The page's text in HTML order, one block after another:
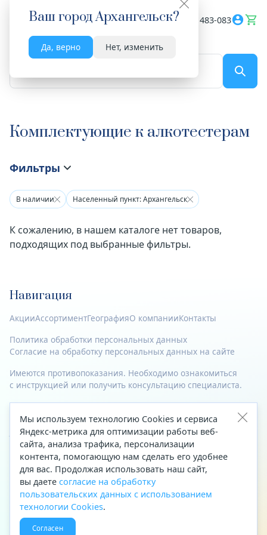
Ваш городАрхангельск?
Да, верно Нет, изменить
Весь сайт 8182 483-083
Комплектующие к алкотестерам
Фильтры
В наличии Населенный пункт: Архангельск
К сожалению, в нашем каталоге нет товаров,
подходящих под выбранные фильтры.
Навигация
АкцииАссортиментГеографияО компанииКонтакты
Политика обработки персональных данных
Согласие на обработку персональных данных на сайте
Имеются противопоказания. Необходимо ознакомиться
с инструкцией или получить консультацию специалиста.
© 2023—2026 Все права защищены.
Адрес
Архангельск, ул. Папанина, д. 19 (вход в здание со стороны
автоцентра «Тойота»)
Приемная Генерального директора
Телефон
+7 (8182) 63-60-31
Факс
+7 (8182) 68-66-71
Эл. почта
office@aptekaf.ru
Мы используем технологию Cookies и сервиса
Яндекс-метрика для оптимизации работы веб-
сайта, анализа трафика, персонализации
контента, помогающую нам сделать его удобнее
для вас. Продолжая использовать наш сайт,
вы даете согласие на обработку
пользовательских данных с использованием
технологии Cookies.
Согласен